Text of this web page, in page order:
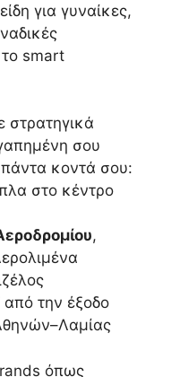
για γυναίκες,
smart
στρατηγικά
σου
πάντα κοντά σου:
στο κέντρο
,
από την έξοδο
όπως